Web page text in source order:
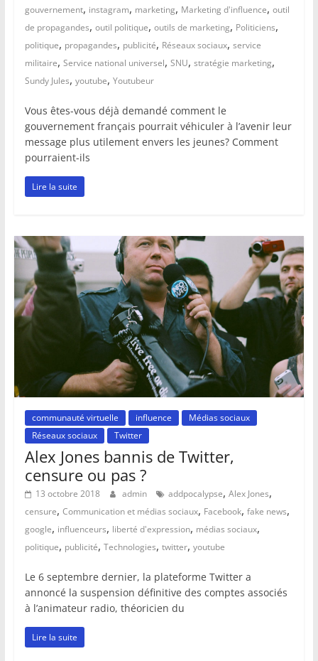
gouvernement, instagram, marketing, Marketing d'influence, outil
de propagandes, outil politique, outils de marketing, Politiciens,
politique, propagandes, publicité, Réseaux sociaux, service
militaire, Service national universel, SNU, stratégie marketing,
Sundy Jules, youtube, Youtubeur
Vous êtes-vous déjà demandé comment le
gouvernement français pourrait véhiculer à l’avenir leur
message plus utilement envers les jeunes? Comment
pourraient-ils
Lire la suite
communauté virtuelle influence
Médias sociaux
Réseaux sociaux
Twitter
Alex Jones bannis de Twitter,
censure ou pas ?
13 octobre 2018 admin addpocalypse, Alex Jones,
censure, Communication et médias sociaux, Facebook, fake news,
google, influenceurs, liberté d'expression, médias sociaux,
politique, publicité, Technologies, twitter, youtube
Le 6 septembre dernier, la plateforme Twitter a
annoncé la suspension définitive des comptes associés
à l’animateur radio, théoricien du
Lire la suite